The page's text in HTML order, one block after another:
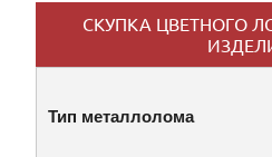
СКУПКА ЦВЕТНОГО
Тип металлолома